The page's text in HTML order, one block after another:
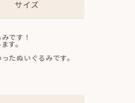
サイズ
です！
す。
たぬいぐるみです。